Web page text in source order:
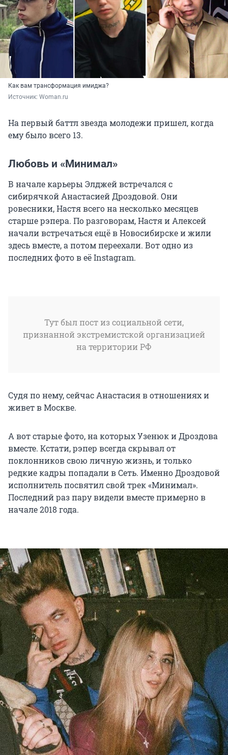
Как вам трансформация имиджа?
Источник: Woman.ru
На первый баттл звезда молодежи пришел, когда
ему было всего 13.
Любовь и «Минимал»
В начале карьеры Элджей встречался с
сибирячкой Анастасией Дроздовой. Они
ровесники, Настя всего на несколько месяцев
старше рэпера. По разговорам, Настя и Алексей
начали встречаться ещё в Новосибирске и жили
здесь вместе, а потом переехали. Вот одно из
последних фото в её Instagram.
Тут был пост из социальной сети,
признанной экстремистской организацией
на территории РФ
Судя по нему, сейчас Анастасия в отношениях и
живет в Москве.
А вот старые фото, на которых Узенюк и Дроздова
вместе. Кстати, рэпер всегда скрывал от
поклонников свою личную жизнь, и только
редкие кадры попадали в Сеть. Именно Дроздовой
исполнитель посвятил свой трек «Минимал».
Последний раз пару видели вместе примерно в
начале 2018 года.